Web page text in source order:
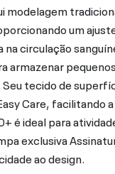
modelagem
um
na circulação
armazenar
tecido de
Care, facilitando
é ideal para
exclusiva
ao design.